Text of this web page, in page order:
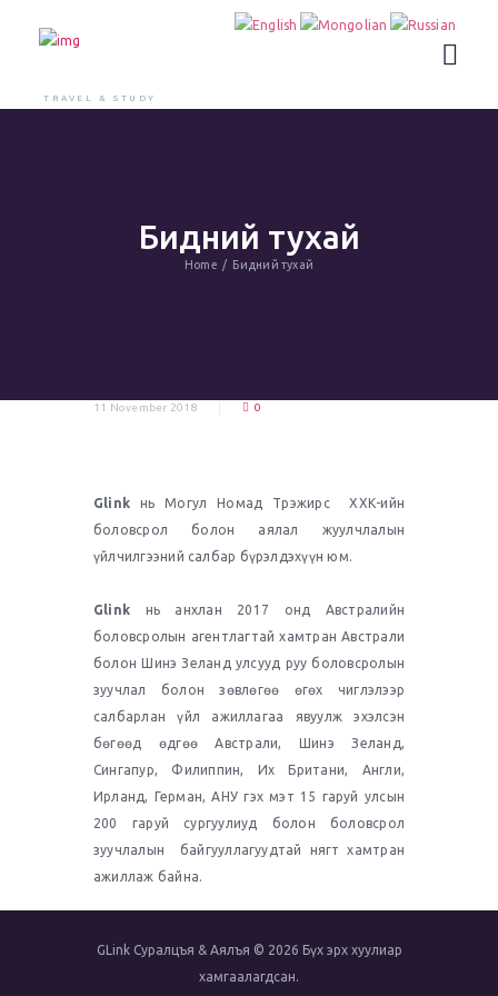
TRAVEL & STUDY
Бидний тухай
Home Бидний тухай
11 November 2018 0
Glink нь Могул Номад ТрэжирсХХК-ийн
боловсрол болон аялал жуулчлалын
үйлчилгээний салбар бүрэлдэхүүн юм.
Glink нь анхлан 2017 онд Австралийн
боловсролын агентлагтай хамтран Австрали
болон Шинэ Зеланд улсууд руу боловсролын
зуучлал болон зөвлөгөө өгөх чиглэлээр
салбарлан үйл ажиллагаа явуулж эхэлсэн
бөгөөд өдгөө Австрали, Шинэ Зеланд
Сингапур, Филиппин, Их Британи, Англи,
Ирланд, Герман, АНУ гэх мэт 15 гаруй улсын
200 гаруй сургуулиуд болон боловсрол
зуучлалын байгууллагуудтай нягт хамтран
ажиллаж байна.
GLink Суралцъя & Аялъя © 2026 Бүх эрх хуулиар
хамгаалагдсан.